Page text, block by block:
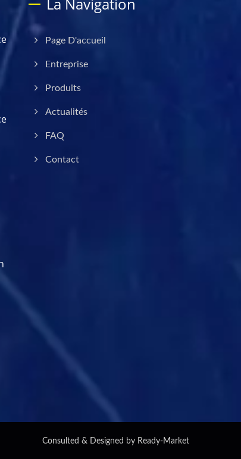
Page D'accueil
Entreprise
Produits
Actualités
FAQ
Contact
Consulted & Designed by Ready-Market